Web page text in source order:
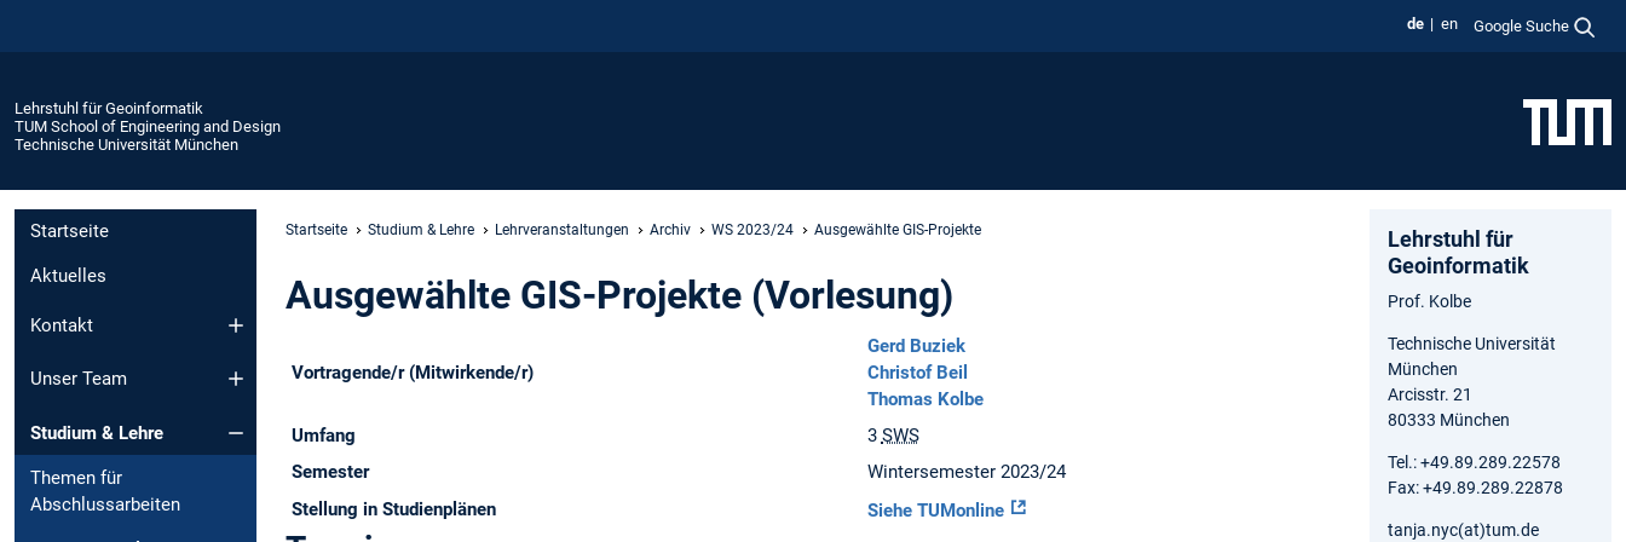
de en Google Suche
Lehrstuhl für Geoinformatik
TUM School of Engineering and Design
Technische Universität München
Startseite
Aktuelles
Kontakt
Unser Team
Studium & Lehre
Themen für
Abschlussarbeiten
Startseite Studium & Lehre Lehrveranstaltungen Archiv WS 2023/24 Ausgewählte GIS-Projekte
Ausgewählte GIS-Projekte (Vorlesung)
Vortragende/r (Mitwirkende/r)
Gerd Buziek
Christof Beil
Thomas Kolbe
Umfang
3 SWS
Semester
Wintersemester 2023/24
Stellung in Studienplänen
Siehe TUMonline
Lehrstuhl für
Geoinformatik
Prof. Kolbe
Technische Universität
München
Arcisstr. 21
80333 München
Tel.: +49.89.289.22578
Fax: +49.89.289.22878
tanja.nyc(at)tum.de